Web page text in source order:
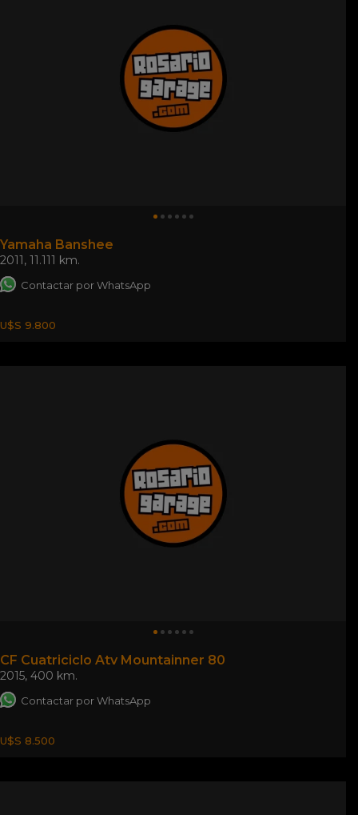
Yamaha Banshee
2011, 11.111 km.
Contactar por WhatsApp
U$S 9.800
CF Cuatriciclo Atv Mountainner 80
2015, 400 km.
Contactar por WhatsApp
U$S 8.500